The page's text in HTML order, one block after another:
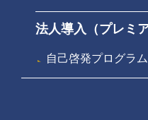
法人導入（プレミ
自己啓発プログラ